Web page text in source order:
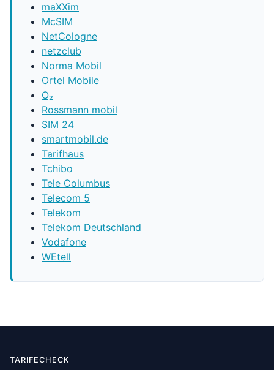
maXXim
McSIM
NetCologne
netzclub
Norma Mobil
Ortel Mobile
O₂
Rossmann mobil
SIM 24
smartmobil.de
Tarifhaus
Tchibo
Tele Columbus
Telecom 5
Telekom
Telekom Deutschland
Vodafone
WEtell
TARIFECHECK